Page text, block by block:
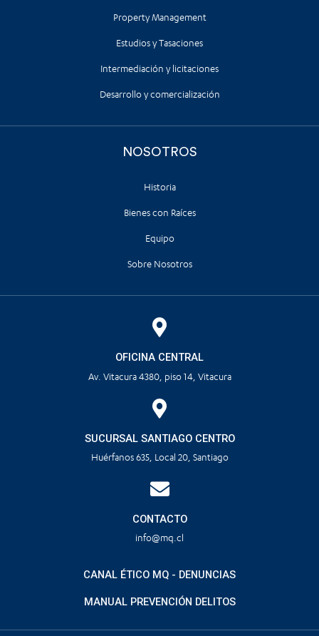
Property Management
Estudios y Tasaciones
Intermediación y licitaciones
Desarrollo y comercialización
NOSOTROS
Historia
Bienes con Raíces
Equipo
Sobre Nosotros
OFICINA CENTRAL
Av. Vitacura 4380, piso 14, Vitacura
SUCURSAL SANTIAGO CENTRO
Huérfanos 635, Local 20, Santiago
CONTACTO
info@mq.cl
CANAL ÉTICO MQ - DENUNCIAS
MANUAL PREVENCIÓN DELITOS